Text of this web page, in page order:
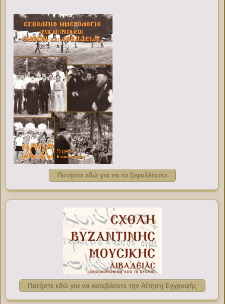
Πατήστε εδώ για να το ξεφυλλίσετε
Πατήστε εδώ για να κατεβάσετε την Αίτηση Εγγραφής